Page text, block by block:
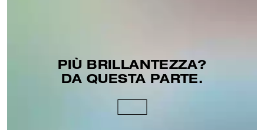
PIÙ BRILLANTEZZA?
DA QUESTA PARTE.